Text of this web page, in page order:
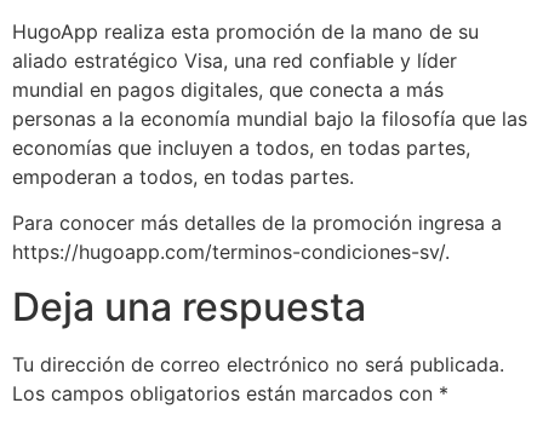
HugoApp realiza esta promoción de la mano de su
aliado estratégico Visa, una red confiable y líder
mundial en pagos digitales, que conecta a más
personas a la economía mundial bajo la filosofía que las
economías que incluyen a todos, en todas partes,
empoderan a todos, en todas partes.
Para conocer más detalles de la promoción ingresa a
https://hugoapp.com/terminos-condiciones-sv/.
Deja una respuesta
Tu dirección de correo electrónico no será publicada.
Los campos obligatorios están marcados con *